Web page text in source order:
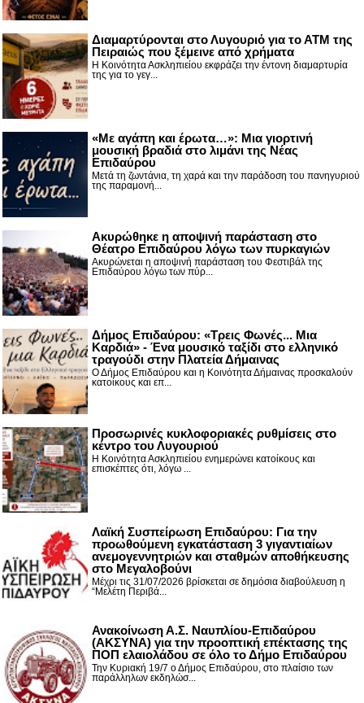
Διαμαρτύρονται στο Λυγουριό για το ΑΤΜ της
Πειραιώς που ξέμεινε από χρήματα
Η Κοινότητα Ασκληπιείου εκφράζει την έντονη διαμαρτυρία
της για το γεγ...
«Με αγάπη και έρωτα…»: Μια γιορτινή
μουσική βραδιά στο λιμάνι της Νέας
Επιδαύρου
Μετά τη ζωντάνια, τη χαρά και την παράδοση του πανηγυριού
της παραμονή...
Ακυρώθηκε η αποψινή παράσταση στο
Θέατρο Επιδαύρου λόγω των πυρκαγιών
Ακυρώνεται η αποψινή παράσταση του Φεστιβάλ της
Επιδαύρου λόγω των πύρ...
Δήμος Επιδαύρου: «Τρεις Φωνές... Μια
Καρδιά» - Ένα μουσικό ταξίδι στο ελληνικό
τραγούδι στην Πλατεία Δήμαινας
Ο Δήμος Επιδαύρου και η Κοινότητα Δήμαινας προσκαλούν
κατοίκους και επ...
Προσωρινές κυκλοφοριακές ρυθμίσεις στο
κέντρο του Λυγουριού
Η Κοινότητα Ασκληπιείου ενημερώνει κατοίκους και
επισκέπτες ότι, λόγω ...
Λαϊκή Συσπείρωση Επιδαύρου: Για την
προωθούμενη εγκατάσταση 3 γιγαντιαίων
ανεμογεννητριών και σταθμών αποθήκευσης
στο Μεγαλοβούνι
Μέχρι τις 31/07/2026 βρίσκεται σε δημόσια διαβούλευση η
“Μελέτη Περιβά...
Ανακοίνωση Α.Σ. Ναυπλίου-Επιδαύρου
(ΑΚΣΥΝΑ) για την προοπτική επέκτασης της
ΠΟΠ ελαιολάδου σε όλο το Δήμο Επιδαύρου
Την Κυριακή 19/7 ο Δήμος Επιδαύρου, στο πλαίσιο των
παράλληλων εκδηλώσ...